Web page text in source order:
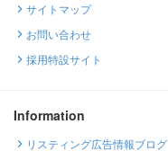
サイトマップ
お問い合わせ
採用特設サイト
Information
リスティング広告情報ブログ